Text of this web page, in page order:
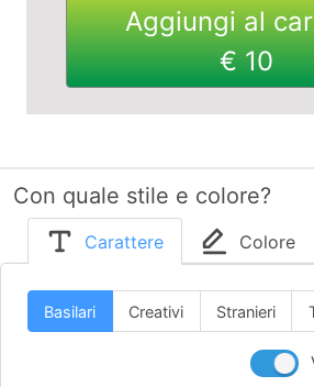
Aggiungi al
€ 10
Con quale stile e colore?
Carattere Colore
Basilari Creativi Stranieri